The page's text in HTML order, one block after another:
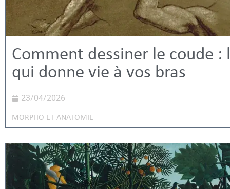
Comment dessiner le coude :
qui donne vie à vos bras
23/04/2026
MORPHO ET ANATOMIE